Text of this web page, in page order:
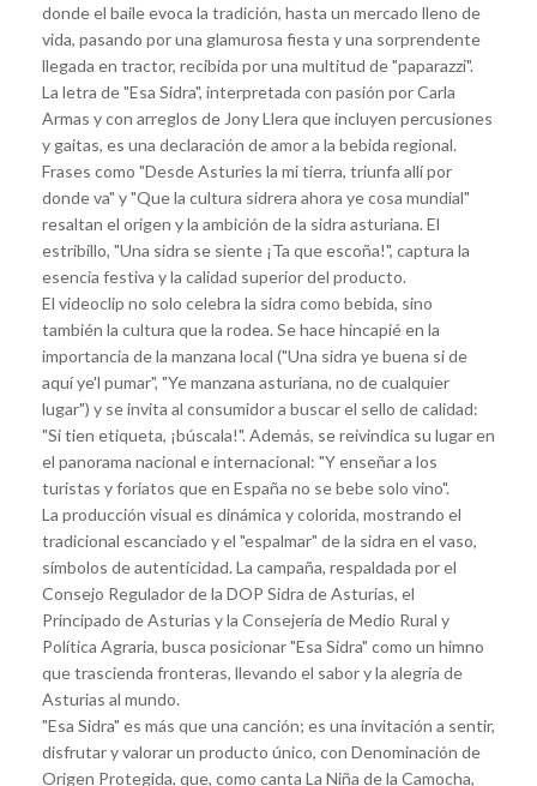
donde el baile evoca la tradición, hasta un mercado lleno de
vida, pasando por una glamurosa fiesta y una sorprendente
llegada en tractor, recibida por una multitud de "paparazzi".
La letra de "Esa Sidra", interpretada con pasión por Carla
Armas y con arreglos de Jony Llera que incluyen percusiones
y gaitas, es una declaración de amor a la bebida regional.
Frases como "Desde Asturies la mi tierra, triunfa allí por
donde va" y "Que la cultura sidrera ahora ye cosa mundial"
resaltan el origen y la ambición de la sidra asturiana. El
estribillo, "Una sidra se siente ¡Ta que escoña!", captura la
esencia festiva y la calidad superior del producto.
El videoclip no solo celebra la sidra como bebida, sino
también la cultura que la rodea. Se hace hincapié en la
importancia de la manzana local ("Una sidra ye buena si de
aquí ye'l pumar", "Ye manzana asturiana, no de cualquier
lugar") y se invita al consumidor a buscar el sello de calidad:
"Si tien etiqueta, ¡búscala!". Además, se reivindica su lugar en
el panorama nacional e internacional: "Y enseñar a los
turistas y foriatos que en España no se bebe solo vino".
La producción visual es dinámica y colorida, mostrando el
tradicional escanciado y el "espalmar" de la sidra en el vaso,
símbolos de autenticidad. La campaña, respaldada por el
Consejo Regulador de la DOP Sidra de Asturias, el
Principado de Asturias y la Consejería de Medio Rural y
Política Agraria, busca posicionar "Esa Sidra" como un himno
que trascienda fronteras, llevando el sabor y la alegría de
Asturias al mundo.
"Esa Sidra" es más que una canción; es una invitación a sentir,
disfrutar y valorar un producto único, con Denominación de
Origen Protegida, que, como canta La Niña de la Camocha,